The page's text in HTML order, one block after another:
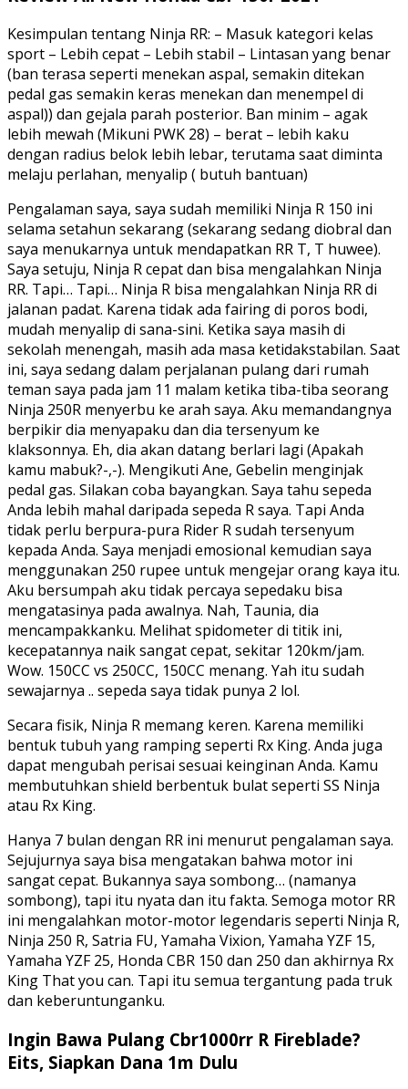
Kesimpulan tentang Ninja RR: – Masuk kategori kelas
sport – Lebih cepat – Lebih stabil – Lintasan yang benar
(ban terasa seperti menekan aspal, semakin ditekan
pedal gas semakin keras menekan dan menempel di
aspal)) dan gejala parah posterior. Ban minim – agak
lebih mewah (Mikuni PWK 28) – berat – lebih kaku
dengan radius belok lebih lebar, terutama saat diminta
melaju perlahan, menyalip ( butuh bantuan)
Pengalaman saya, saya sudah memiliki Ninja R 150 ini
selama setahun sekarang (sekarang sedang diobral dan
saya menukarnya untuk mendapatkan RR T, T huwee).
Saya setuju, Ninja R cepat dan bisa mengalahkan Ninja
RR. Tapi… Tapi… Ninja R bisa mengalahkan Ninja RR di
jalanan padat. Karena tidak ada fairing di poros bodi,
mudah menyalip di sana-sini. Ketika saya masih di
sekolah menengah, masih ada masa ketidakstabilan. Saat
ini, saya sedang dalam perjalanan pulang dari rumah
teman saya pada jam 11 malam ketika tiba-tiba seorang
Ninja 250R menyerbu ke arah saya. Aku memandangnya
berpikir dia menyapaku dan dia tersenyum ke
klaksonnya. Eh, dia akan datang berlari lagi (Apakah
kamu mabuk?-,-). Mengikuti Ane, Gebelin menginjak
pedal gas. Silakan coba bayangkan. Saya tahu sepeda
Anda lebih mahal daripada sepeda R saya. Tapi Anda
tidak perlu berpura-pura Rider R sudah tersenyum
kepada Anda. Saya menjadi emosional kemudian saya
menggunakan 250 rupee untuk mengejar orang kaya itu.
Aku bersumpah aku tidak percaya sepedaku bisa
mengatasinya pada awalnya. Nah, Taunia, dia
mencampakkanku. Melihat spidometer di titik ini,
kecepatannya naik sangat cepat, sekitar 120km/jam.
Wow. 150CC vs 250CC, 150CC menang. Yah itu sudah
sewajarnya .. sepeda saya tidak punya 2 lol.
Secara fisik, Ninja R memang keren. Karena memiliki
bentuk tubuh yang ramping seperti Rx King. Anda juga
dapat mengubah perisai sesuai keinginan Anda. Kamu
membutuhkan shield berbentuk bulat seperti SS Ninja
atau Rx King.
Hanya 7 bulan dengan RR ini menurut pengalaman saya.
Sejujurnya saya bisa mengatakan bahwa motor ini
sangat cepat. Bukannya saya sombong… (namanya
sombong), tapi itu nyata dan itu fakta. Semoga motor RR
ini mengalahkan motor-motor legendaris seperti Ninja R,
Ninja 250 R, Satria FU, Yamaha Vixion, Yamaha YZF 15,
Yamaha YZF 25, Honda CBR 150 dan 250 dan akhirnya Rx
King That you can. Tapi itu semua tergantung pada truk
dan keberuntunganku.
Ingin Bawa Pulang Cbr1000rr R Fireblade?
Eits, Siapkan Dana 1m Dulu